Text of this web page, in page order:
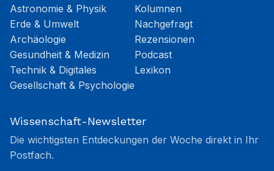
Astronomie & Physik
Erde & Umwelt
Archäologie
Gesundheit & Medizin
Technik & Digitales
Gesellschaft & Psychologie
Kolumnen
Nachgefragt
Rezensionen
Podcast
Lexikon
Wissenschaft-Newsletter
Die wichtigsten Entdeckungen der Woche direkt in Ihr
Postfach.